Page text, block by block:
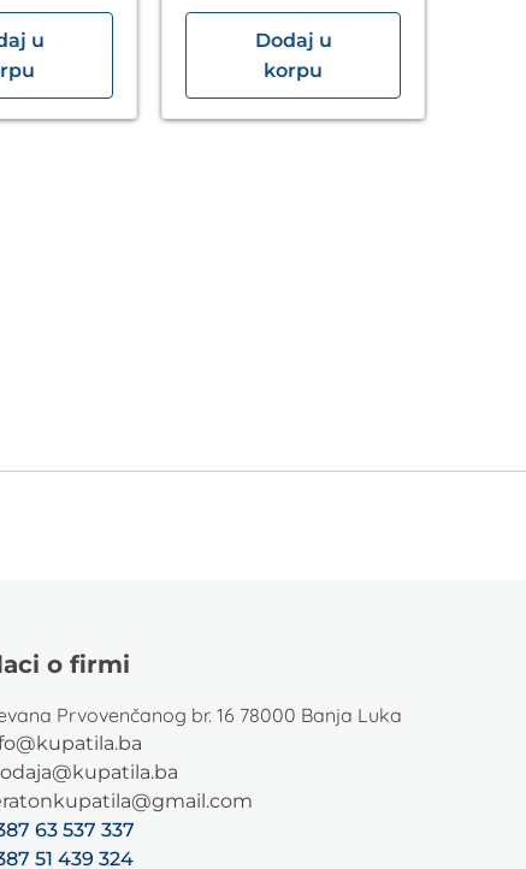
u
Dodaj u
korpu
o firmi
Prvovenčanog br. 16 78000 Banja Luka
63 537 337
51 439 324